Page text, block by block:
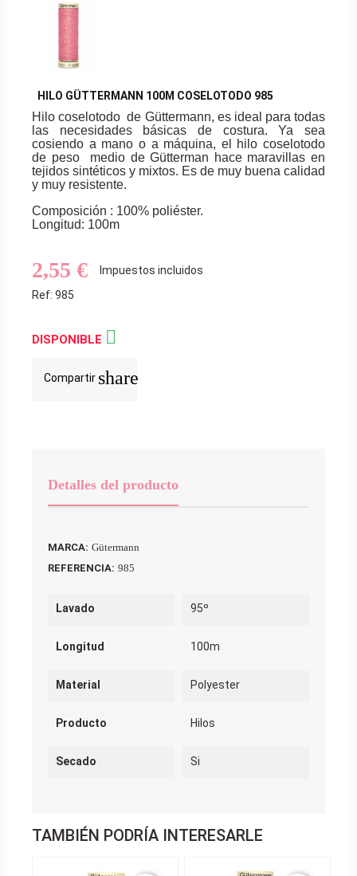
HILO GÜTTERMANN 100M COSELOTODO 985
Hilo coselotodo de Güttermann, es ideal para todas
las necesidades básicas de costura. Ya sea
cosiendo a mano o a máquina, el hilo coselotodo
de peso medio de Gütterman hace maravillas en
tejidos sintéticos y mixtos. Es de muy buena calidad
y muy resistente.
Composición : 100% poliéster.
Longitud: 100m
2,55 €
Impuestos incluidos
Ref: 985
DISPONIBLE 
Compartir share
Detalles del producto
MARCA: Gütermann
REFERENCIA: 985
Lavado 95º
Longitud 100m
Material Polyester
Producto Hilos
Secado Si
TAMBIÉN PODRÍA INTERESARLE